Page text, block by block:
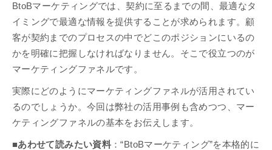
BtoBマーケティングでは、契約に至るまでの間、最適なタ
イミングで最適な情報を提供することが求められます。顧
客が契約までのプロセスの中でどこのポジションにいるの
かを明確に把握しなければなりません。そこで役立つのが
マーケティングファネルです。
実際にどのようにマーケティングファネルが活用されてい
るのでしょうか。今回は弊社の活用事例も含めつつ、マー
ケティングファネルの基本をお伝えします。
■あわせて読みたい資料 ：“BtoBマーケティング”を本格的に